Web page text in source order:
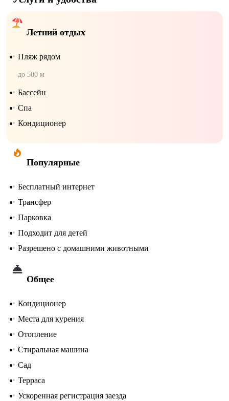
Летний отдых
Пляж рядом
до 500 м
Бассейн
Спа
Кондиционер
Популярные
Бесплатный интернет
Трансфер
Парковка
Подходит для детей
Разрешено с домашними животными
Общее
Кондиционер
Места для курения
Отопление
Стиральная машина
Сад
Терраса
Ускоренная регистрация заезда